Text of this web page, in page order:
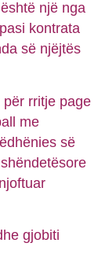
një nga
kontrata
së njëjtës
rritje page
me
së
gjobiti